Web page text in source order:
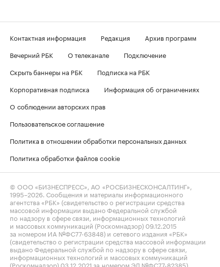
Контактная информация Редакция
Архив программ
Вечерний РБК
О телеканале
Подключение
Скрыть баннеры на РБК
Подписка на РБК
Корпоративная подписка
Информация об ограничениях
О соблюдении авторских прав
Пользовательское соглашение
Политика в отношении обработки персональных данных
Политика обработки файлов cookie
© ООО «БИЗНЕСПРЕСС», АО «РОСБИЗНЕСКОНСАЛТИНГ»,
1995–2026 . Сообщения и материалы информационного
агентства «РБК» (свидетельство о регистрации средства
массовой информации выдано Федеральной службой
по надзору в сфере связи, информационных технологий
и массовых коммуникаций (Роскомнадзор) 09.12.2015
за номером ИА №ФС77-63848) и сетевого издания «РБК»
(свидетельство о регистрации средства массовой информации
выдано Федеральной службой по надзору в сфере связи,
информационных технологий и массовых коммуникаций
(Роскомнадзор) 03.12.2021 за номером ЭЛ №ФС77-82385)